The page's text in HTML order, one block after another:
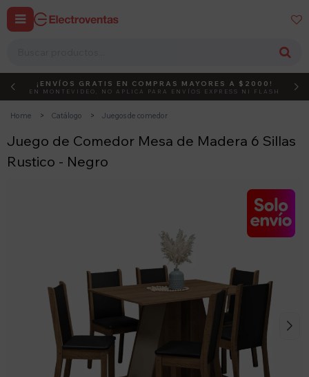
 
DEBUT ACTIVÁ EL CÓDIGO
¡ENVÍOS GRATIS EN COMPRAS MAYORES A $2000!
EN MONTEVIDEO, NO APLICA PARA ENVÍOS EXPRESS NI FLASH
Home Catálogo Juegos de comedor
Juego de Comedor Mesa de Madera 6 Sillas
Rustico - Negro